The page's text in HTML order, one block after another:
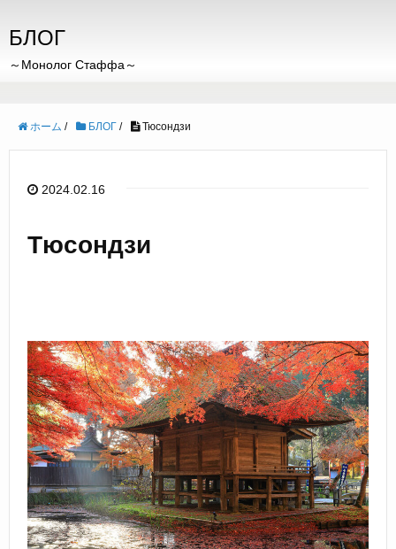
БЛОГ
～Монолог Стаффа～
ホーム / БЛОГ / Тюсондзи
2024.02.16
Тюсондзи